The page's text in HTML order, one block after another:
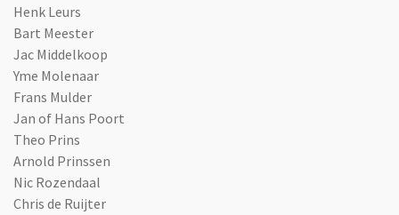
Henk Leurs
Bart Meester
Jac Middelkoop
Yme Molenaar
Frans Mulder
Jan of Hans Poort
Theo Prins
Arnold Prinssen
Nic Rozendaal
Chris de Ruijter